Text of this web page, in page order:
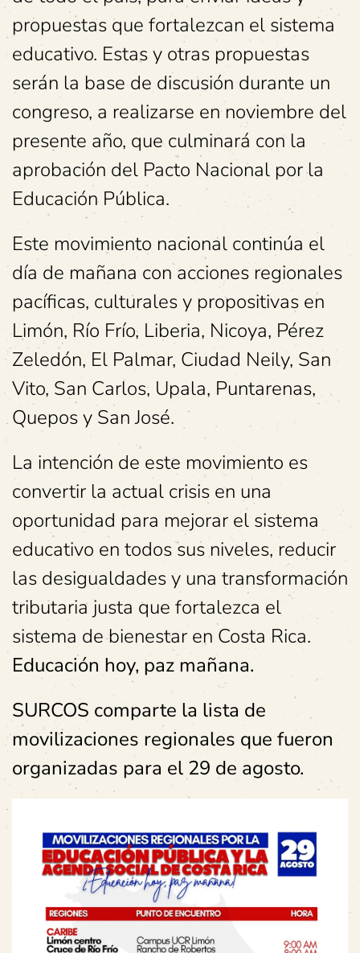
propuestas que fortalezcan el sistema
educativo. Estas y otras propuestas
serán la base de discusión durante un
congreso, a realizarse en noviembre del
presente año, que culminará con la
aprobación del Pacto Nacional por la
Educación Pública.
Este movimiento nacional continúa el
día de mañana con acciones regionales
pacíficas, culturales y propositivas en
Limón, Río Frío, Liberia, Nicoya, Pérez
Zeledón, El Palmar, Ciudad Neily, San
Vito, San Carlos, Upala, Puntarenas,
Quepos y San José.
La intención de este movimiento es
convertir la actual crisis en una
oportunidad para mejorar el sistema
educativo en todos sus niveles, reducir
las desigualdades y una transformación
tributaria justa que fortalezca el
sistema de bienestar en Costa Rica.
Educación hoy, paz mañana.
SURCOS comparte la lista de
movilizaciones regionales que fueron
organizadas para el 29 de agosto.